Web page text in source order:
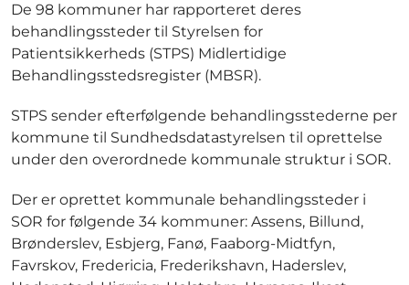
De 98 kommuner har rapporteret deres
behandlingssteder til Styrelsen for
Patientsikkerheds (STPS) Midlertidige
Behandlingsstedsregister (MBSR).
STPS sender efterfølgende behandlingsstederne per
kommune til Sundhedsdatastyrelsen til oprettelse
under den overordnede kommunale struktur i SOR.
Der er oprettet kommunale behandlingssteder i
SOR for følgende 34 kommuner: Assens, Billund,
Brønderslev, Esbjerg, Fanø, Faaborg-Midtfyn,
Favrskov, Fredericia, Frederikshavn, Haderslev,